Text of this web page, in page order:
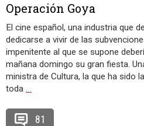
Operación Goya
El cine español, una industria que
dedicarse a vivir de las
impenitente al que se supone
mañana domingo su gran fiesta.
ministra de Cultura, la que ha sido
toda …
81